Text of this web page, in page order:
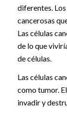
diferentes.
cancerosas
Las células
de lo que
de células.
Las células
como tumor.
invadir y